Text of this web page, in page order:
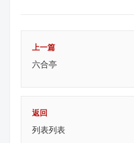
上一篇
六合亭
返回
列表列表